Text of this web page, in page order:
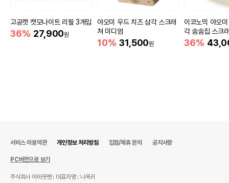
고공캣 캣모나이트 리필 3개입
36% 27,900원
야오미 우드 치즈 삼각 스크래
쳐 미디엄
10% 31,500원
이코노믹 야오
각 숨숨집 스크
36%
서비스 이용약관 개인정보 처리방침 입점/제휴 문의 공지사항
PC버전으로 보기
주식회사 어바웃펫
대표자명 : 나옥귀